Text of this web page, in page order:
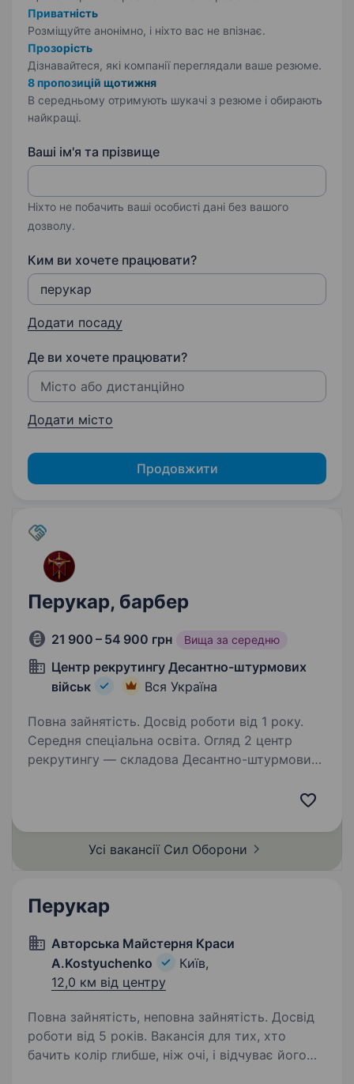
Приватність
Розміщуйте анонімно, і ніхто вас не впізнає.
Прозорість
Дізнавайтеся, які компанії переглядали ваше резюме.
8 пропозицій щотижня
В середньому отримують шукачі з резюме і обирають
найкращі.
Ваші ім'я та прізвище
Ніхто не побачить ваші особисті дані без вашого
дозволу.
Ким ви хочете працювати?
Додати посаду
Де ви хочете працювати?
Додати місто
Продовжити
Перукар, барбер
21 900 – 54 900 грн Вища за середню
Центр рекрутингу Десантно-штурмових
військ
Вся Україна
Повна зайнятість. Досвід роботи від 1 року.
Середня спеціальна освіта. Огляд 2 центр
рекрутингу — складова Десантно-штурмових
особам долучитися до підрозділів ДШВ. Наша
менеджерів, які пройшли службу в різних…
Усі вакансії Сил Оборони
Перукар
Авторська Майстерня Краси
A.Kostyuchenko
Київ,
12,0 км від центру
Повна зайнятість, неповна зайнятість. Досвід
роботи від 5 років. Вакансія для тих, хто
бачить колір глибше, ніж очі, і відчуває його